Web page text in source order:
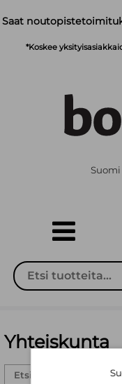
Saat
*Koskee
Suomi
Yhteiskunta